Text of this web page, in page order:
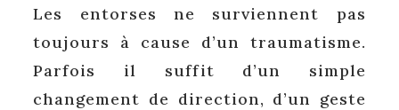
Les entorses ne surviennent pas
toujours à cause d’un traumatisme.
Parfois il suffit d’un simple
changement de direction, d’un geste